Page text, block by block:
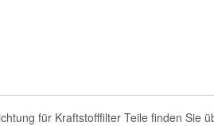
für Kraftstofffilter Teile finden Sie